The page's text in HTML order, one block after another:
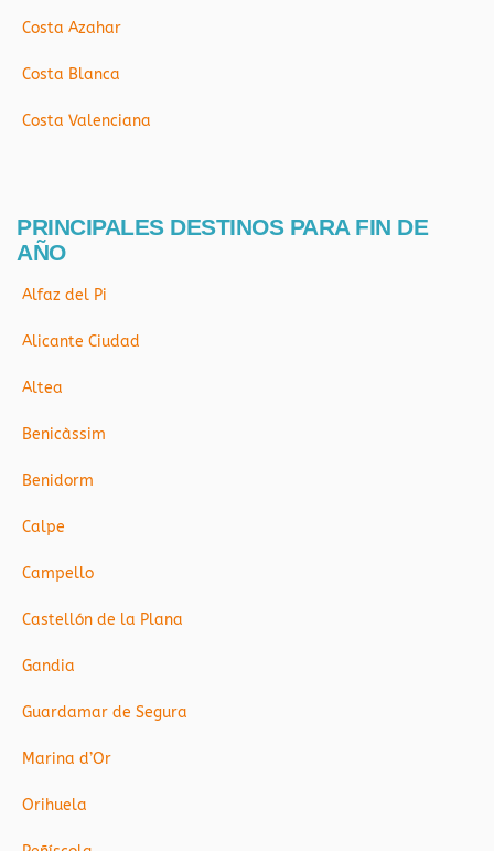
Costa Azahar
Costa Blanca
Costa Valenciana
PRINCIPALES DESTINOS PARA FIN DE
AÑO
Alfaz del Pi
Alicante Ciudad
Altea
Benicàssim
Benidorm
Calpe
Campello
Castellón de la Plana
Gandia
Guardamar de Segura
Marina d’Or
Orihuela